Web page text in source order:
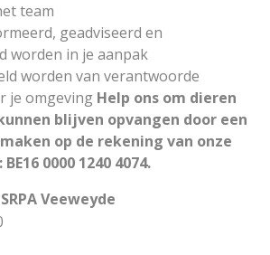
team
geadviseerd en
worden in je aanpak
worden van verantwoorde
je omgeving Help ons om dieren
blijven opvangen door een
op de rekening van onze
0000 1240 4074.
Veeweyde